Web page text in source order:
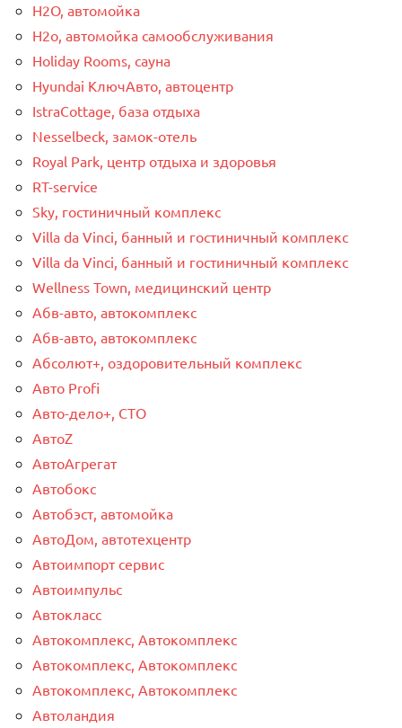
H2O, автомойка
H2o, автомойка самообслуживания
Holiday Rooms, сауна
Hyundai КлючАвто, автоцентр
IstraCottage, база отдыха
Nesselbeck, замок-отель
Royal Park, центр отдыха и здоровья
RT-service
Sky, гостиничный комплекс
Villa da Vinci, банный и гостиничный комплекс
Villa da Vinci, банный и гостиничный комплекс
Wellness Town, медицинский центр
Абв-авто, автокомплекс
Абв-авто, автокомплекс
Абсолют+, оздоровительный комплекс
Авто Profi
Авто-дело+, СТО
АвтоZ
АвтоАгрегат
Автобокс
Автобэст, автомойка
АвтоДом, автотехцентр
Автоимпорт сервис
Автоимпульс
Автокласс
Автокомплекс, Автокомплекс
Автокомплекс, Автокомплекс
Автокомплекс, Автокомплекс
Автоландия